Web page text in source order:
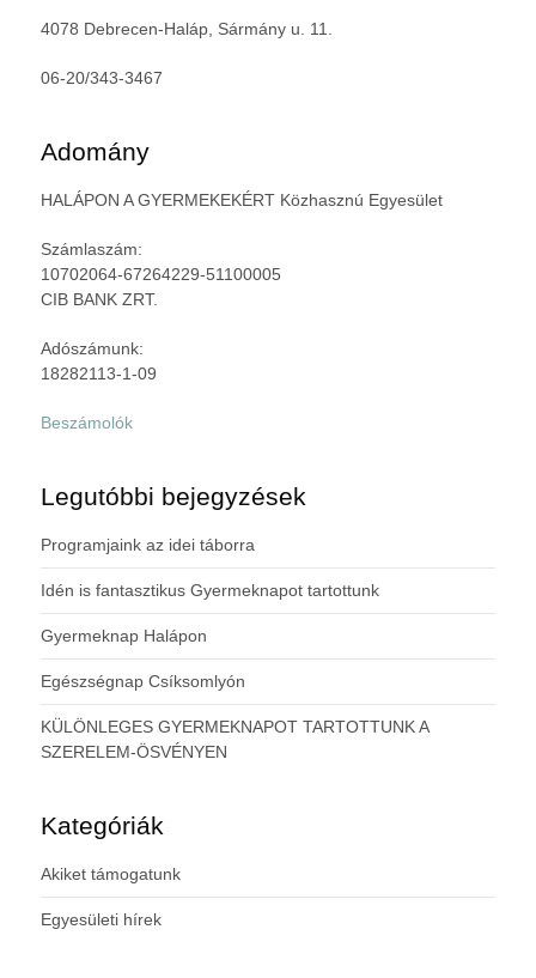
4078 Debrecen-Haláp, Sármány u. 11.
06-20/343-3467
Adomány
HALÁPON A GYERMEKEKÉRT Közhasznú Egyesület
Számlaszám:
10702064-67264229-51100005
CIB BANK ZRT.
Adószámunk:
18282113-1-09
Beszámolók
Legutóbbi bejegyzések
Programjaink az idei táborra
Idén is fantasztikus Gyermeknapot tartottunk
Gyermeknap Halápon
Egészségnap Csíksomlyón
KÜLÖNLEGES GYERMEKNAPOT TARTOTTUNK A
SZERELEM-ÖSVÉNYEN
Kategóriák
Akiket támogatunk
Egyesületi hírek